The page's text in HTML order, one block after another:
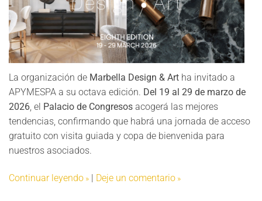
La organización de Marbella Design & Art ha invitado a
APYMESPA a su octava edición. Del 19 al 29 de marzo de
2026, el Palacio de Congresos acogerá las mejores
tendencias, confirmando que habrá una jornada de acceso
gratuito con visita guiada y copa de bienvenida para
nuestros asociados.
Continuar leyendo | Deje un comentario